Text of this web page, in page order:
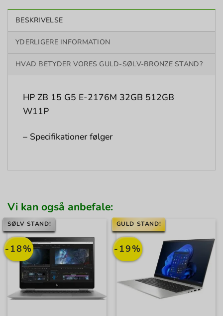
BESKRIVELSE
YDERLIGERE INFORMATION
HVAD BETYDER VORES GULD-SØLV-BRONZE STAND?
HP ZB 15 G5 E-2176M 32GB 512GB
W11P
– Specifikationer følger
Vi kan også anbefale:
-18%
SØLV STAND!
-19%
GULD STAND!